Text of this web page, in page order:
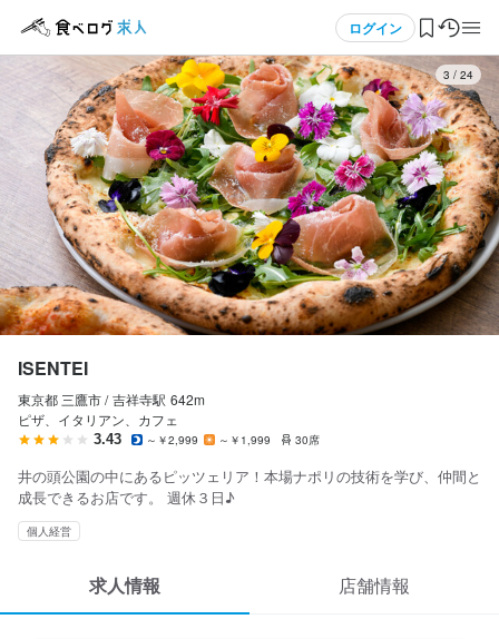
ログイン
ログイン・無料会員登録
食べログ求人TOP
求人検索
マイページ管理
気になる求人
検索履歴・保存した条件
応募履歴
スカウト・メルマガ受信設定
3 / 24
ISENTEI
東京都 三鷹市 / 吉祥寺駅 642m
ピザ、イタリアン、カフェ
3.43 ～￥2,999 ～￥1,999 30席
井の頭公園の中にあるピッツェリア！本場ナポリの技術を学び、仲間と
成長できるお店です。 週休３日♪
個人経営
求人情報 店舗情報
ISENTEI
店長候補・マネージャー
応募画面へ進む
ISENTEI
調理補助・調理見習い
応募画面へ進む
ISENTEI
ピザ職人・ピッツァイオーロ
応募画面へ進む
アルバイト・パート ISENTEI
ホールスタッフ・サービススタッフ
応募画面へ進む